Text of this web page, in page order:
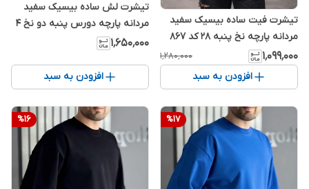
تیشرت فیت ساده بیسیک سفید
مردانه پارچه نخ پنبه ۲۸ کد ۸۶۷
۱٬۰۹۹٬۰۰۰ ۱٬۲۸۰٬۰۰۰
افزودن به سبد
تیشرت لش ساده بیسیک سفید
مردانه پارچه دورس پنبه دو نخ ۴
فصل
۱٬۶۵۰٬۰۰۰
افزودن به سبد
%17
%16